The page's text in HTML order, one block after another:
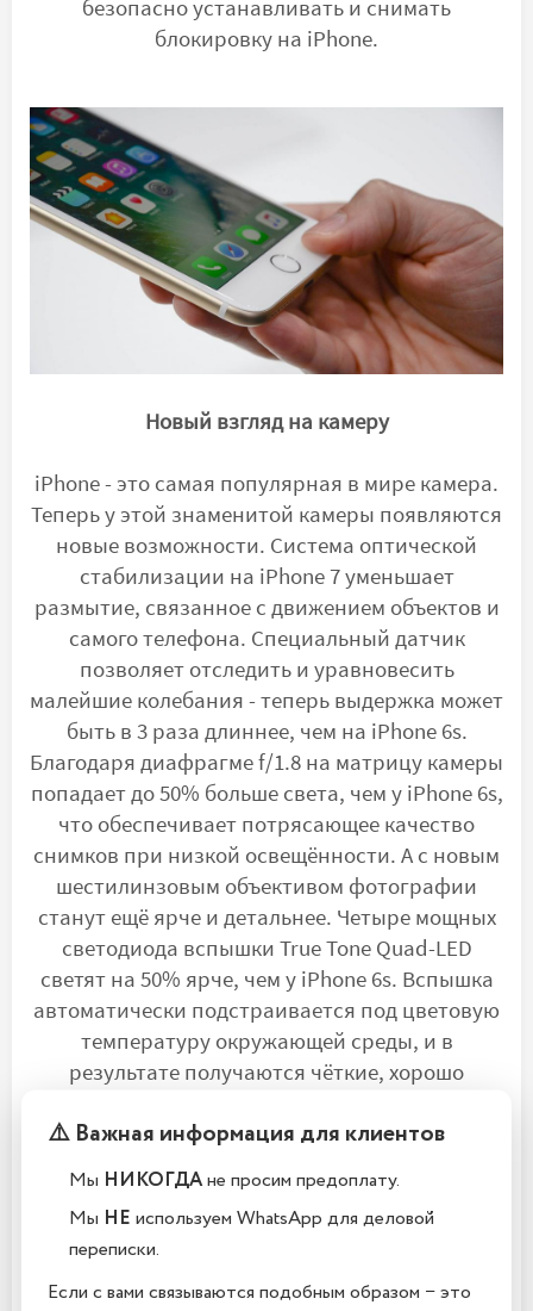
безопасно устанавливать и снимать
блокировку на iPhone.
Новый взгляд на камеру
iPhone - это самая популярная в мире камера.
Теперь у этой знаменитой камеры появляются
новые возможности. Система оптической
стабилизации на iPhone 7 уменьшает
размытие, связанное с движением объектов и
самого телефона. Специальный датчик
позволяет отследить и уравновесить
малейшие колебания - теперь выдержка может
быть в 3 раза длиннее, чем на iPhone 6s.
Благодаря диафрагме f/1.8 на матрицу камеры
попадает до 50% больше света, чем у iPhone 6s,
что обеспечивает потрясающее качество
снимков при низкой освещённости. А с новым
шестилинзовым объективом фотографии
станут ещё ярче и детальнее. Четыре мощных
светодиода вспышки True Tone Quad-LED
светят на 50% ярче, чем у iPhone 6s. Вспышка
автоматически подстраивается под цветовую
температуру окружающей среды, и в
результате получаются чёткие, хорошо
Видео на уровне фильмов
Видео, снятые на iPhone 7 в условиях низкой
освещённости, тоже выглядят значительно
лучше благодаря оптической стабилизации
⚠️ Важная информация для клиентов
Мы НИКОГДАне просим предоплату.
Мы НЕ используем WhatsApp для деловой
переписки.
Если с вами связываются подобным образом − это